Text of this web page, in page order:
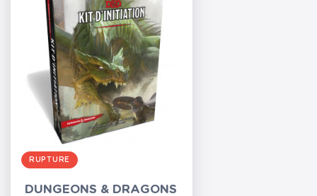
RUPTURE
DUNGEONS & DRAGONS